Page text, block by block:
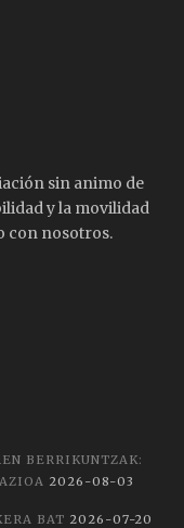
sin animo de
y la movilidad
con nosotros.
BERRIKUNTZAK:
2026-08-03
BAT 2026-07-20